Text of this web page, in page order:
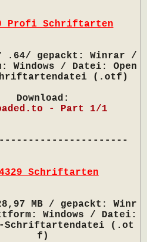
Profi Schriftarten
.64/ gepackt: Winrar /
Windows / Datei: Open
(.otf)
Download:
- Part 1/1
Schriftarten
MB / gepackt: Winr
Windows / Datei:
Schriftartendatei (.ot
f)